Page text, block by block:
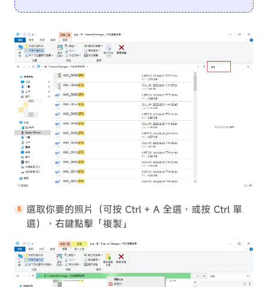
選取你要的照片（可按 Ctrl + A 全選，或按 Ctrl 單
選），右鍵點擊「複製」